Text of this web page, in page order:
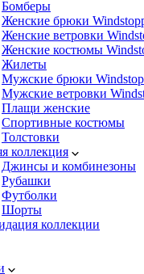
Бомберы
Женские брюки
Женские ветровки
Женские костюмы
Жилеты
Мужские брюки
Мужские ветровки
Плащи женские
Спортивные костюмы
Толстовки
коллекция
Джинсы и комбинезоны
Рубашки
Футболки
Шорты
коллекции